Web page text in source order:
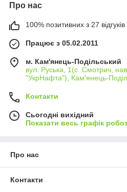
Про нас
100% позитивних з 27 відгуків
Працює з 05.02.2011
м. Кам'янець-Подільський
вул. Руська, 1(с. Смотрич,
"УкрНафта"), Кам'янець-
Контакти
Сьогодні вихідний
Показати весь графік
Про нас
Контакти